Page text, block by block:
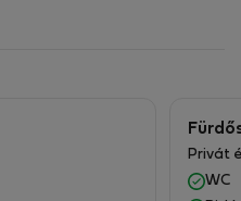
Privát
WC